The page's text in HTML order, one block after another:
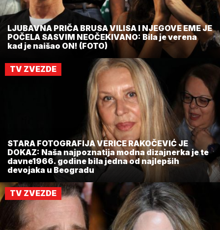
LJUBAVNA PRIČA BRUSA VILISA I NJEGOVE EME JE
POČELA SASVIM NEOČEKIVANO: Bila je verena
kad je naišao ON! (FOTO)
TV ZVEZDE
STARA FOTOGRAFIJA VERICE RAKOČEVIĆ JE
DOKAZ: Naša najpoznatija modna dizajnerka je te
davne1966. godine bila jedna od najlepših
devojaka u Beogradu
TV ZVEZDE